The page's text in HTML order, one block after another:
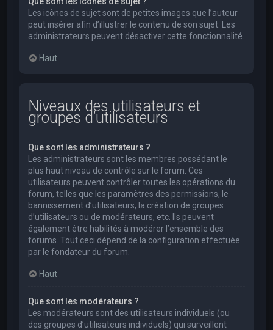
Les icônes de sujet sont de petites images que l’auteur
peut insérer afin d’illustrer le contenu de son sujet. Les
administrateurs peuvent désactiver cette fonctionnalité.
Haut
Niveaux des utilisateurs et
groupes d’utilisateurs
Que sont les administrateurs ?
Les administrateurs sont les membres possédant le
plus haut niveau de contrôle sur le forum. Ces
utilisateurs peuvent contrôler toutes les opérations du
forum, telles que les paramètres des permissions, le
bannissement d’utilisateurs, la création de groupes
d’utilisateurs ou de modérateurs, etc. Ils peuvent
également être habilités à modérer l’ensemble des
forums. Tout ceci dépend de la configuration effectuée
par le fondateur du forum.
Haut
Que sont les modérateurs ?
Les modérateurs sont des utilisateurs individuels (ou
des groupes d’utilisateurs individuels) qui surveillent